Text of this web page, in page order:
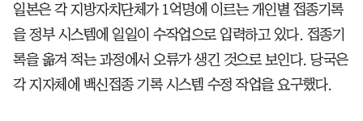
일본은 각 지방자치단체가 1억명에 이르는 개인별 접종기록
을 정부 시스템에 일일이 수작업으로 입력하고 있다. 접종기
록을 옮겨 적는 과정에서 오류가 생긴 것으로 보인다. 당국은
각 지자체에 백신접종 기록 시스템 수정 작업을 요구했다.